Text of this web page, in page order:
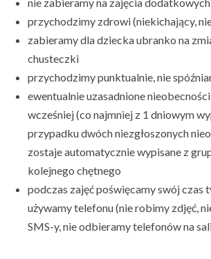
nie zabieramy na zajęcia
przychodzimy zdrowi (niekichający,
zabieramy dla dziecka ubranko na
chusteczki
przychodzimy punktualnie, nie
ewentualnie uzasadnione
wcześniej (co najmniej z 1 dniowym
przypadku dwóch niezgłoszonych
zostaje automatycznie wypisane z
kolejnego chętnego
podczas zajęć poświęcamy swój czas
używamy telefonu (nie robimy zdjęć,
SMS-y, nie odbieramy telefonów na